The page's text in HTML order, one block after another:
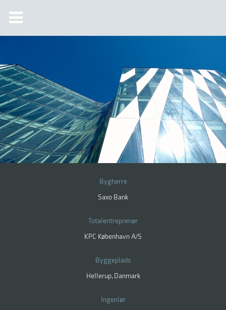
Bygherre
Saxo Bank
Totalentreprenør
KPC København A/S
Byggeplads
Hellerup, Danmark
Ingeniør